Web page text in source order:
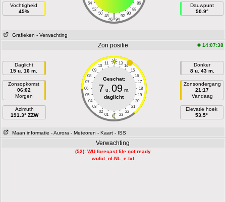
Vochtigheid
45%
54
86
52
88
50
90
48 92
|
46 94
Dauwpunt
50.9°
Grafieken - Verwachting
Zon positie 14:07:38
Daglicht
15 u. 16 m.
Zonsopkomst
06:02
Morgen
Azimuth
191.3° ZZW
11 13
10
14
09
15
08
16
07
17
06
18
05
19
04
20
03
21
02
22
01 23
Geschat:
7 u. 09m.
daglicht
Donker
8 u. 43 m.
Zonsondergang
21:17
Vandaag
Elevatie hoek
53.5°
Maan informatie - Aurora - Meteoren - Kaart - ISS
Verwachting
(52): WU forecast file not ready
wufct_nl-NL_e.txt